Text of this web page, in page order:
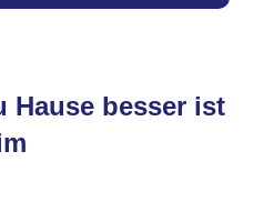
Hause besser ist